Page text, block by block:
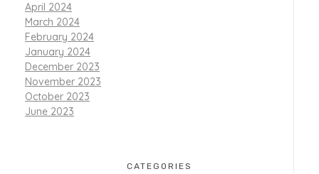
April 2024
March 2024
February 2024
January 2024
December 2023
November 2023
October 2023
June 2023
CATEGORIES